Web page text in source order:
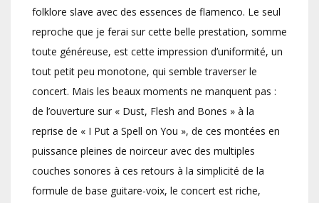
folklore slave avec des essences de flamenco. Le seul
reproche que je ferai sur cette belle prestation, somme
toute généreuse, est cette impression d’uniformité, un
tout petit peu monotone, qui semble traverser le
concert. Mais les beaux moments ne manquent pas :
de l’ouverture sur « Dust, Flesh and Bones » à la
reprise de « I Put a Spell on You », de ces montées en
puissance pleines de noirceur avec des multiples
couches sonores à ces retours à la simplicité de la
formule de base guitare-voix, le concert est riche,